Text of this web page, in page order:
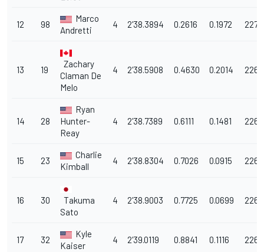
12 98
Marco
Andretti
4 2'38.3894 0.2616 0.1972
13 19
Zachary
Claman De
Melo
4 2'38.5908 0.4630 0.2014
14 28
Ryan
Hunter-
Reay
4 2'38.7389 0.6111 0.1481
15 23
Charlie
Kimball
4 2'38.8304 0.7026 0.0915
16 30
Takuma
Sato
4 2'38.9003 0.7725 0.0699
17 32
Kyle
Kaiser
4 2'39.0119 0.8841 0.1116